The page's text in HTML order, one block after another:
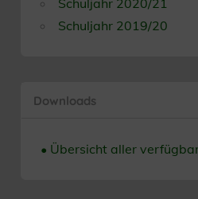
Schuljahr 2020/21
Schuljahr 2019/20
Downloads
• Übersicht aller